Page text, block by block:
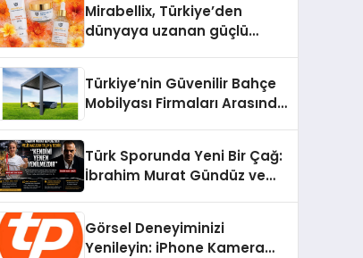
Mirabellix, Türkiye’den
dünyaya uzanan güçlü
Türkiye’nin Güvenilir Bahçe
Mobilyası Firmaları Arasında
Türk Sporunda Yeni Bir Çağ:
İbrahim Murat Gündüz ve
Görsel Deneyiminizi
Yenileyin: iPhone Kamera